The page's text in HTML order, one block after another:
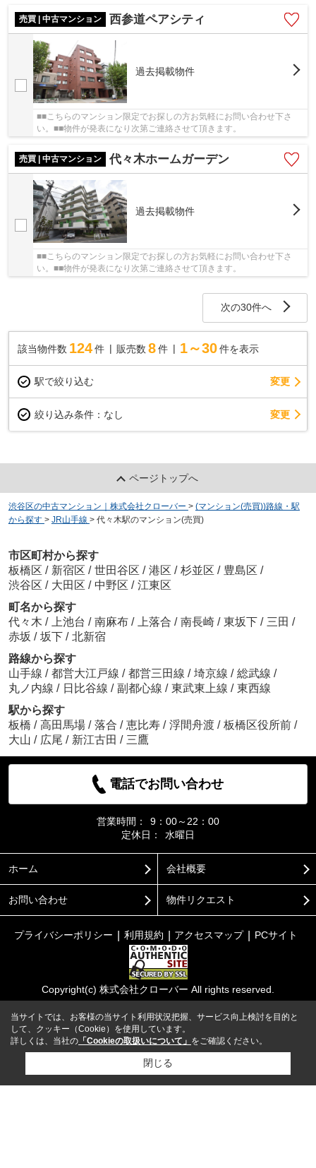
売買 | 中古マンション 西参道ペアシティ
過去掲載物件
■■こちらのマンション限定でお探しの方お気軽にお問い合わせ下さ
い。■■物件が発表になり次第ご連絡させて頂きます。
売買 | 中古マンション 代々木ホームガーデン
過去掲載物件
■■こちらのマンション限定でお探しの方お気軽にお問い合わせ下さ
い。■■物件が発表になり次第ご連絡させて頂きます。
次の30件へ
該当物件数 124件 販売数 8 件 1～30 件を表示
駅で絞り込む 変更
絞り込み条件： なし 変更
ページトップへ
渋谷区の中古マンション｜株式会社クローバー > (マンション(売買))路線・駅
から探す > JR山手線 > 代々木駅のマンション(売買)
市区町村から探す
板橋区 / 新宿区 / 世田谷区 / 港区 / 杉並区 / 豊島区 /
渋谷区 / 大田区 / 中野区 / 江東区
町名から探す
代々木 / 上池台 / 南麻布 / 上落合 / 南長崎 / 東坂下 / 三田 /
赤坂 / 坂下 / 北新宿
路線から探す
山手線 / 都営大江戸線 / 都営三田線 / 埼京線 / 総武線 /
丸ノ内線 / 日比谷線 / 副都心線 / 東武東上線 / 東西線
駅から探す
板橋 / 高田馬場 / 落合 / 恵比寿 / 浮間舟渡 / 板橋区役所前 /
大山 / 広尾 / 新江古田 / 三鷹
電話でお問い合わせ
営業時間：
9：00～22：00
定休日：
水曜日
ホーム 会社概要
お問い合わせ 物件リクエスト
プライバシーポリシー 利用規約 アクセスマップ PCサイト
Copyright(c) 株式会社クローバー All rights reserved.
当サイトでは、お客様の当サイト利用状況把握、サービス向上検討を目的と
して、クッキー（Cookie）を使用しています。
詳しくは、当社の 「Cookieの取扱いについて」 をご確認ください。
閉じる